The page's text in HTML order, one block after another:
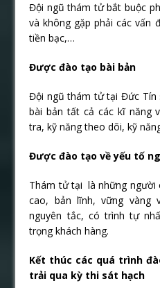
Đội ngũ thám tử bắt buộc
và không gặp phải các vấn
tiền bạc,…
Được đào tạo bài bản
Đội ngũ thám tử tại Đức
bài bản tất cả các kĩ năng
tra, kỹ năng theo dõi, kỹ
Được đào tạo về yếu tố
Thám tử tại là những người
cao, bản lĩnh, vững vàng
nguyên tắc, có trình tự
trọng khách hàng.
Kết thúc các quá trình
trải qua kỳ thi sát hạch